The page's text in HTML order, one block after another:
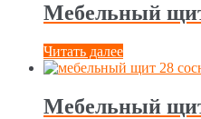
Мебельный
Читать далее
Мебельный